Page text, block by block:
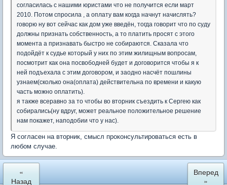
согласилась с нашими юристами что не получится если март
2010. Потом спросила , а оплату вам когда начнут начислять?
говорю ну вот сейчас как дом уже введён, тогда говорит что по суду
должны признать собственность, а то платить просят с этого
момента а признавать быстро не собираются. Сказала что
подойдёт к судье который у них по этим жилищным вопросам,
посмотрит как она посвободней будет и договорится чтобы я к
ней подъехала с этим договором, и заодно насчёт пошлины
узнаем(сколько она(оплата) действительна по времени и какую
часть можно оплатить).
я также всеравно за то чтобы во вторник съездить к Сергею как
собирались(ну вдруг, может реальное положительное решение
нам покажет, наподобии что у нас).
Я согласен на вторник, смысл проконсультироваться есть в
любом случае.
«
Назад
Вперед
»